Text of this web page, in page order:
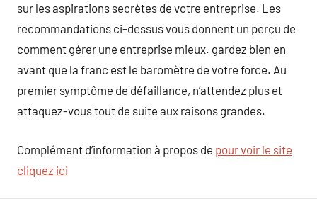
sur les aspirations secrètes de votre entreprise. Les
recommandations ci-dessus vous donnent un perçu de
comment gérer une entreprise mieux. gardez bien en
avant que la franc est le baromètre de votre force. Au
premier symptôme de défaillance, n’attendez plus et
attaquez-vous tout de suite aux raisons grandes.
Complément d’information à propos de pour voir le site
cliquez ici